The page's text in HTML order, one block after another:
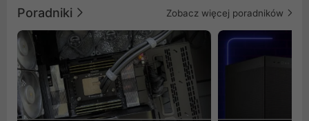
Poradniki Zobacz więcej poradników